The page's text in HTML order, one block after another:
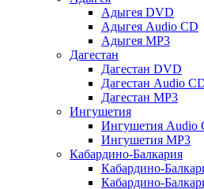
Адыгея DVD
Адыгея Audio CD
Адыгея MP3
Дагестан
Дагестан DVD
Дагестан Audio
Дагестан MP3
Ингушетия
Ингушетия Audio
Ингушетия MP3
Кабардино-Балкария
Кабардино-
Кабардино-